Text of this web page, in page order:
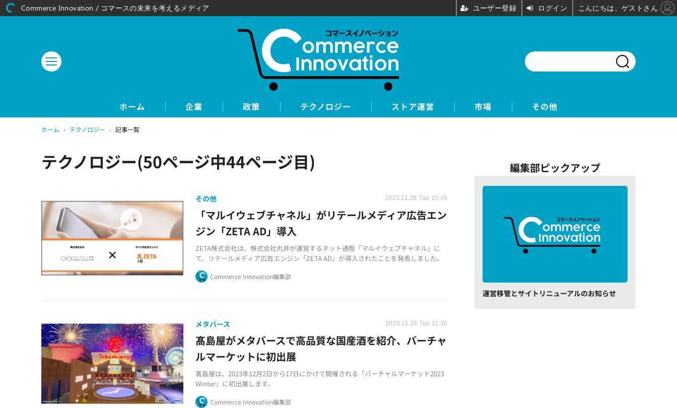
ホーム 企業 政策 テクノロジー ストア運営 市場 その他
ホーム › テクノロジー › 記事一覧
テクノロジー(50ページ中44ページ目)
その他 2023.11.28 Tue 15:45
「マルイウェブチャネル」がリテールメディア広告エン
ジン「ZETA AD」導入
ZETA株式会社は、株式会社丸井が運営するネット通販「マルイウェブチャネル」に
て、リテールメディア広告エンジン「ZETA AD」が導入されたことを発表しました。
Commerce Innovation編集部
メタバース 2023.11.28 Tue 11:30
髙島屋がメタバースで高品質な国産酒を紹介、バーチャ
ルマーケットに初出展
髙島屋は、2023年12月2日から17日にかけて開催される「バーチャルマーケット2023
Winter」に初出展します。
Commerce Innovation編集部
編集部ピックアップ
運営移管とサイトリニューアルのお知らせ
Commerce Innovation / コマースの未来を考えるメディア ユーザー登録 ログイン こんにちは、ゲストさん